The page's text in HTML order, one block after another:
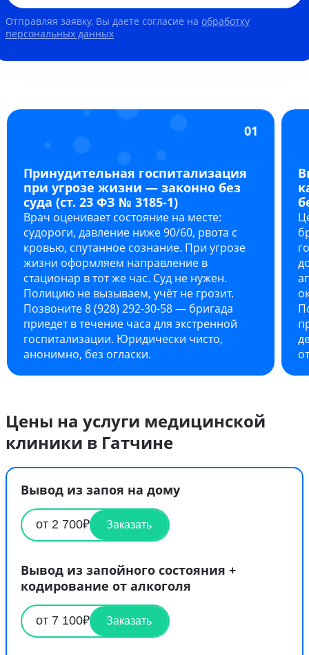
Отправляя заявку, Вы даете согласие на обработку
персональных данных
01
Принудительная госпитализация
при угрозе жизни — законно без
суда (ст. 23 ФЗ № 3185-1)
Врач оценивает состояние на месте:
судороги, давление ниже 90/60, рвота с
кровью, спутанное сознание. При угрозе
жизни оформляем направление в
стационар в тот же час. Суд не нужен.
Полицию не вызываем, учёт не грозит.
Позвоните 8 (928) 292-30-58 — бригада
приедет в течение часа для экстренной
госпитализации. Юридически чисто,
анонимно, без огласки.
Цены на услуги медицинской
клиники в Гатчине
Вывод из запоя на дому
от 2 700₽ Заказать
Вывод из запойного состояния +
кодирование от алкоголя
от 7 100₽ Заказать